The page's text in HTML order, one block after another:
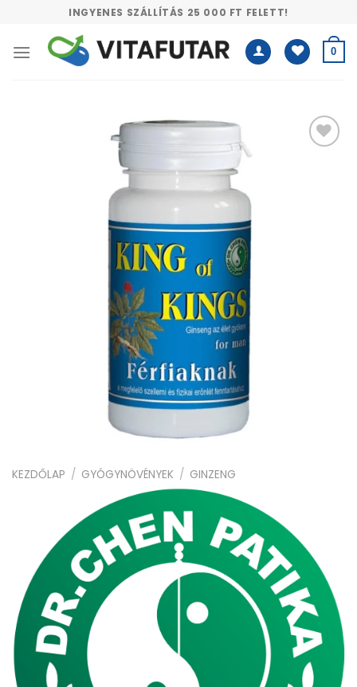
content
INGYENES SZÁLLÍTÁS 25 000 FT FELETT!
0
Kívánságlistához
KEZDŐLAP / GYÓGYNÖVÉNYEK / GINZENG